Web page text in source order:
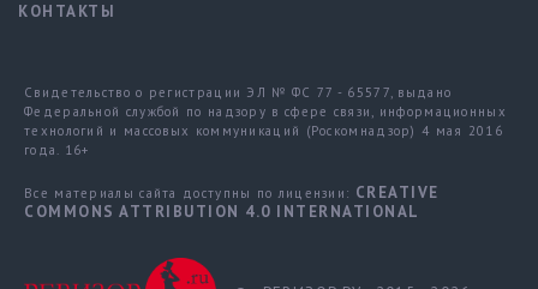
КОНТАКТЫ
Свидетельство о регистрации ЭЛ № ФС 77 - 65577, выдано
Федеральной службой по надзору в сфере связи, информационных
технологий и массовых коммуникаций (Роскомнадзор) 4 мая 2016
года. 16+
Все материалы сайта доступны по лицензии: CREATIVE
COMMONS ATTRIBUTION 4.0 INTERNATIONAL